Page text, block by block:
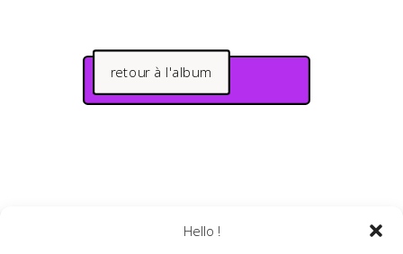
Hello !
retour à l'album